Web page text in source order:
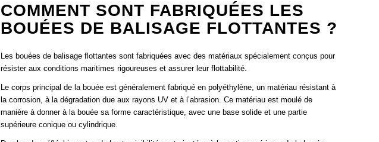
COMMENT SONT FABRIQUÉES LES
BOUÉES DE BALISAGE FLOTTANTES ?
Les bouées de balisage flottantes sont fabriquées avec des matériaux spécialement conçus pour
résister aux conditions maritimes rigoureuses et assurer leur flottabilité.
Le corps principal de la bouée est généralement fabriqué en polyéthylène, un matériau résistant à
la corrosion, à la dégradation due aux rayons UV et à l’abrasion. Ce matériau est moulé de
manière à donner à la bouée sa forme caractéristique, avec une base solide et une partie
supérieure conique ou cylindrique.